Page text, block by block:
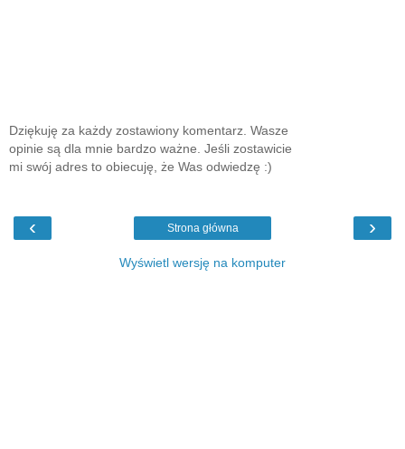
Dziękuję za każdy zostawiony komentarz. Wasze
opinie są dla mnie bardzo ważne. Jeśli zostawicie
mi swój adres to obiecuję, że Was odwiedzę :)
‹ ›
Strona główna
Wyświetl wersję na komputer